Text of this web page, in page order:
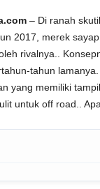
– Di ranah
2017, merek
rivalnya..
tahun
yang memiliki
untuk off road..